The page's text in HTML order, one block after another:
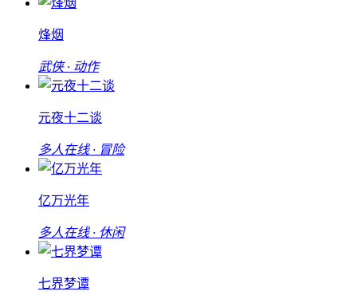
烽烟
武侠 · 动作
元夜十二谈
多人在线 · 冒险
亿万光年
多人在线 · 休闲
七界梦谭